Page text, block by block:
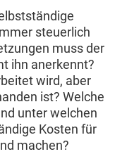
steuerlich
muss der
ihn anerkennt?
wird, aber
ist? Welche
unter welchen
Kosten für
machen?